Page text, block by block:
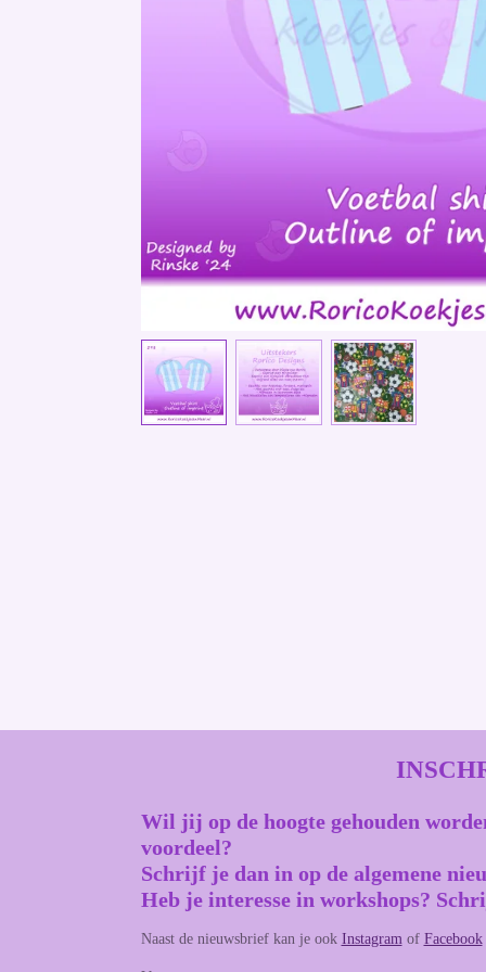
Wil jij op de hoogte gehouden
voordeel?
Schrijf je dan in op de algemene
Heb je interesse in workshops?
Naast de nieuwsbrief kan je ook Instagramof Facebook